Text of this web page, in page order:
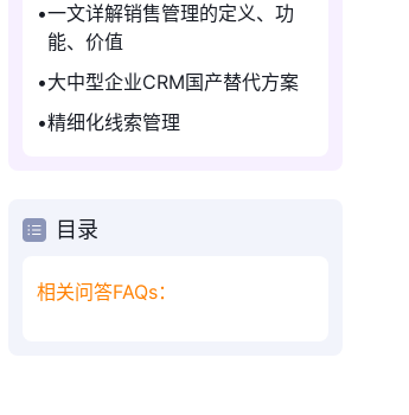
一文详解销售管理的定义、功
能、价值
大中型企业CRM国产替代方案
精细化线索管理
目录
相关问答FAQs：